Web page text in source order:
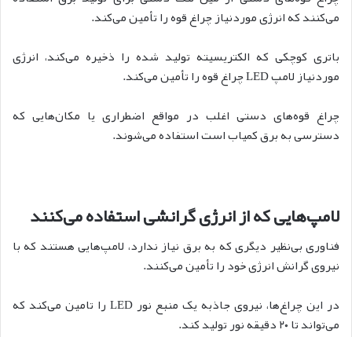
می‌کنند که انرژی موردنیاز چراغ قوه را تأمین می‌کند.
باتری کوچکی که الکتریسیته تولید شده را ذخیره می‌کند، انرژی
موردنیاز لامپ LED چراغ قوه را تأمین می‌کند.
چراغ قوه‌های دستی اغلب در مواقع اضطراری یا مکان‌هایی که
دسترسی به برق کمیاب است استفاده می‌شوند.
لامپ‌هایی که از انرژی گرانشی استفاده می‌کنند
فناوری بی‌نظیر دیگری که به برق نیاز ندارد، لامپ‌هایی هستند که با
نیروی گرانش انرژی خود را تأمین می‌کنند.
در این چراغ‌ها، نیروی جاذبه یک منبع نور LED را تامین می‌کند که
می‌تواند تا ۲۰ دقیقه نور تولید کند.